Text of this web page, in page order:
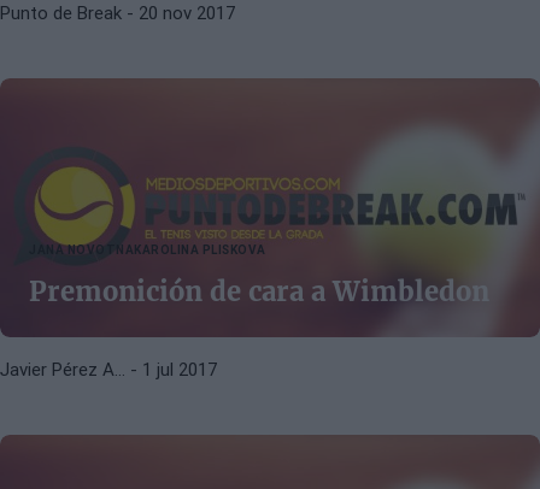
Punto de Break - 20 nov 2017
JANA NOVOTNAKAROLINA PLISKOVA
Premonición de cara a Wimbledon
Javier Pérez A… - 1 jul 2017